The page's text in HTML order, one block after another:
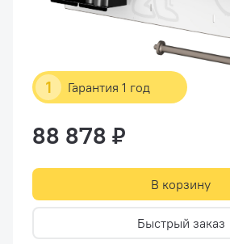
1 Гарантия 1 год
88 878 ₽
В корзину
Быстрый заказ